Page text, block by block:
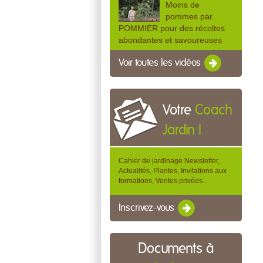
Moins de
pommes par
POMMIER pour des récoltes
abondantes et savoureuses
Voir toutes les vidéos
Votre Coach
Jardin !
Cahier de jardinage Newsletter,
Actualités, Plantes, Invitations aux
formations, Ventes privées...
Inscrivez-vous
Documents à